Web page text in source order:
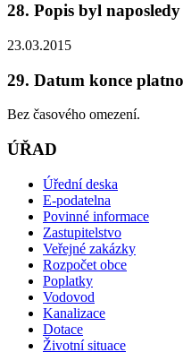
28. Popis byl
23.03.2015
29. Datum konce
Bez časového omezení.
ÚŘAD
Úřední deska
E-podatelna
Povinné informace
Zastupitelstvo
Veřejné zakázky
Rozpočet obce
Poplatky
Vodovod
Kanalizace
Dotace
Životní situace